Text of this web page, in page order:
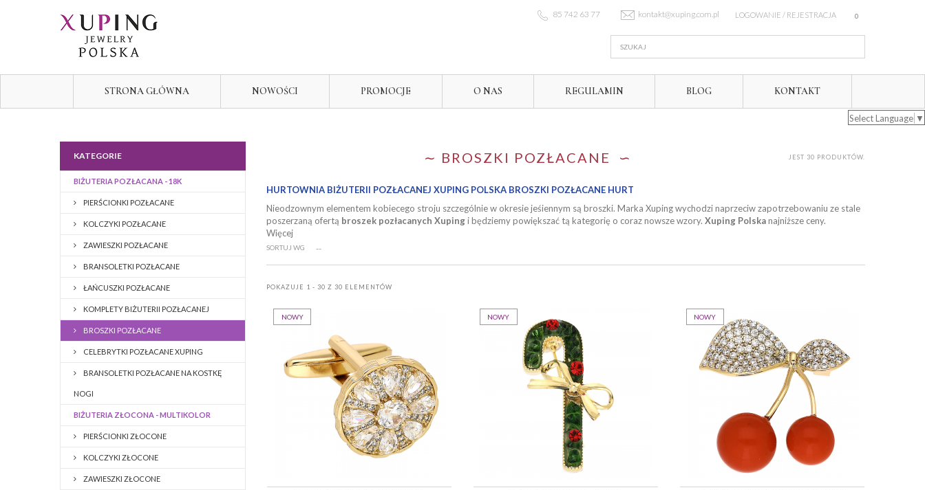
0
LOGOWANIE / REJESTRACJA
85 742 63 77 kontakt@xuping.com.pl
STRONA GŁÓWNA NOWOŚCI PROMOCJE O NAS REGULAMIN BLOG KONTAKT
Select Language ▼
KATEGORIE
BIŻUTERIA POZŁACANA - 18K
PIERŚCIONKI POZŁACANE
KOLCZYKI POZŁACANE
ZAWIESZKI POZŁACANE
BRANSOLETKI POZŁACANE
ŁAŃCUSZKI POZŁACANE
KOMPLETY BIŻUTERII POZŁACANEJ
BROSZKI POZŁACANE
CELEBRYTKI POZŁACANE XUPING
BRANSOLETKI POZŁACANE NA KOSTKĘ
NOGI
BIŻUTERIA ZŁOCONA - MULTIKOLOR
PIERŚCIONKI ZŁOCONE
KOLCZYKI ZŁOCONE
ZAWIESZKI ZŁOCONE
∼ BROSZKI POZŁACANE ∽ JEST 30 PRODUKTÓW.
HURTOWNIA BIŻUTERII POZŁACANEJ XUPING POLSKA BROSZKI POZŁACANE HURT
Nieodzownym elementem kobiecego stroju szczególnie w okresie jeśiennym są broszki. Marka Xuping wychodzi naprzeciw zapotrzebowaniu ze stale
poszerzaną ofertą broszek pozłacanych Xuping i będziemy powiększać tą kategorię o coraz nowsze wzory. Xuping Polskanajniższe ceny.
Więcej
SORTUJ WG --
POKAZUJE 1 - 30 Z 30 ELEMENTÓW
NOWY NOWY NOWY